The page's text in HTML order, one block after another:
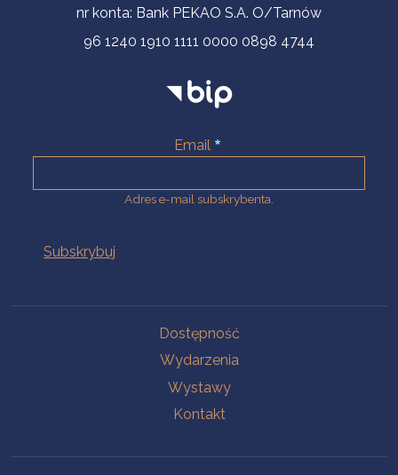
nr konta: Bank PEKAO S.A. O/Tarnów
96 1240 1910 1111 0000 0898 4744
Email
Adres e-mail subskrybenta.
Dostępność
Wydarzenia
Wystawy
Kontakt